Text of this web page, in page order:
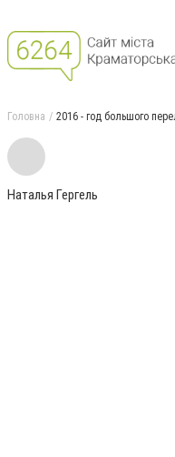
Головна 2016 - год большого
Наталья Гергель